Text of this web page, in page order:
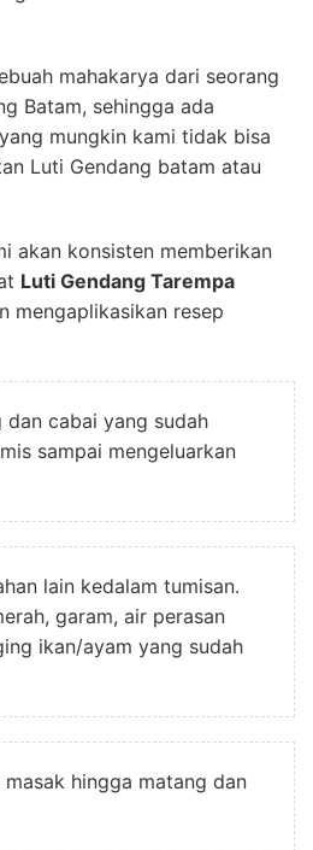
mahakarya dari seorang
Batam, sehingga ada
mungkin kami tidak bisa
Luti Gendang batam atau
akan konsisten memberikan
Luti Gendang Tarempa
mengaplikasikan resep
dan cabai yang sudah
sampai mengeluarkan
lain kedalam tumisan.
garam, air perasan
ikan/ayam yang sudah
hingga matang dan